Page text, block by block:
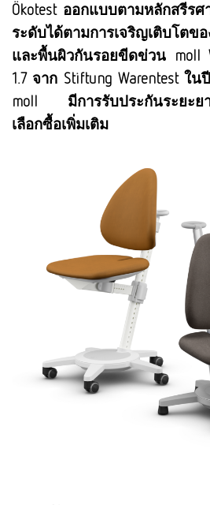
Ökotest ออกแบบตามหลักสรีร
ระดับได้ตามการเจริญเติบโ
และพื้นผิวกันรอยขีดข่วน moll
1.7 จาก Stiftung Warentest ใ
moll มีการรับประกันระยะยา
เลือกซื้อเพิ่มเติม